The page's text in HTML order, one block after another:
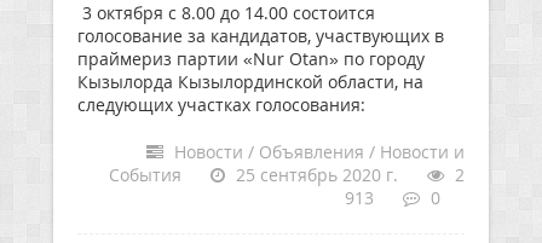
3 октября с 8.00 до 14.00 состоится
голосование за кандидатов, участвующих в
праймериз партии «Nur Otan» по городу
Кызылорда Кызылординской области, на
следующих участках голосования:
Новости / Объявления / Новости и
События
25 сентябрь 2020 г.
2
913
0